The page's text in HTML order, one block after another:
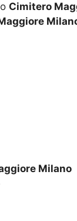
Cimitero
Milano